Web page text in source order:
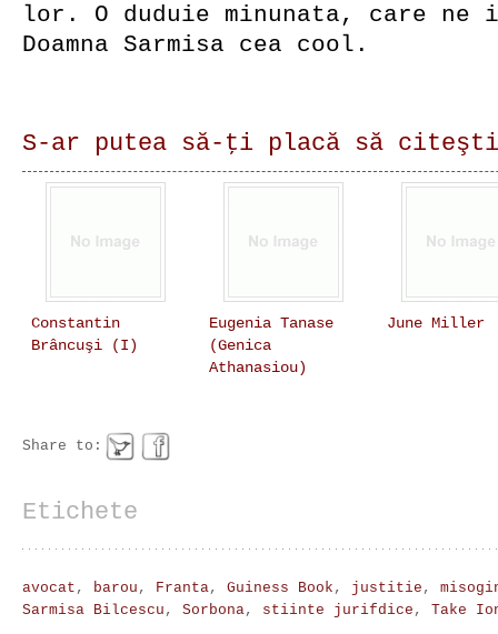
lor. O duduie minunata, care
Doamna Sarmisa cea cool.
S-ar putea să-ţi placă să
Constantin
Brâncuşi (I)
Eugenia Tanase
(Genica
Athanasiou)
June Miller
Share to:
Etichete
avocat , barou , Franta, Guiness Book , justitie ,
Sarmisa Bilcescu , Sorbona, stiinte jurifdice , Take